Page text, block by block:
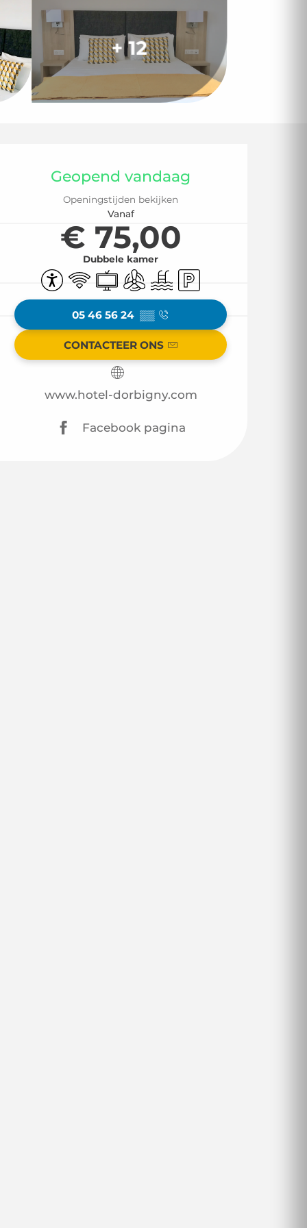
+ 12
Openingstijden
Geopend vandaag
Openingstijden bekijken
Vanaf
€ 75,00
Dubbele kamer
Toegankelijkheid
Wifi TelevisieMet aircoZwembadParkeerplaats
05 46 56 24 ▒▒
CONTACTEER ONS
www.hotel-dorbigny.com
Facebook pagina